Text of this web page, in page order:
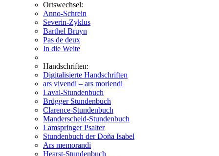
Ortswechsel:
Anno-Schrein
Severin-Zyklus
Barthel Bruyn
Pas de deux
In die Weite
Handschriften:
Digitalisierte Handschriften
ars vivendi – ars moriendi
Laval-Stundenbuch
Brügger Stundenbuch
Clarence-Stundenbuch
Manderscheid-Stundenbuch
Lamspringer Psalter
Stundenbuch der Doña Isabel
Ars memorandi
Hearst-Stundenbuch